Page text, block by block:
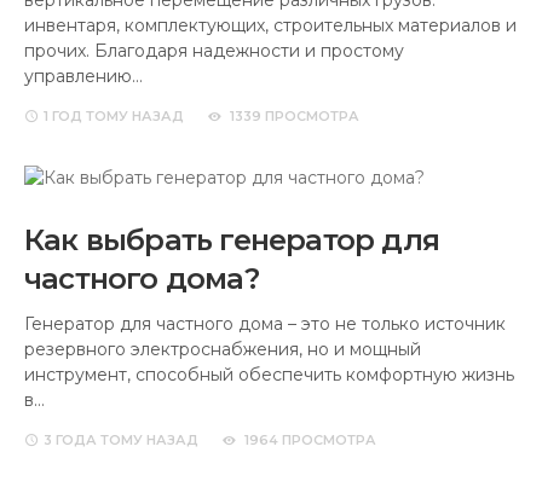
инвентаря, комплектующих, строительных материалов и
прочих. Благодаря надежности и простому
управлению…
1 ГОД ТОМУ НАЗАД 1339 ПРОСМОТРА
Как выбрать генератор для
частного дома?
Генератор для частного дома – это не только источник
резервного электроснабжения, но и мощный
инструмент, способный обеспечить комфортную жизнь
в…
3 ГОДА ТОМУ НАЗАД 1964 ПРОСМОТРА